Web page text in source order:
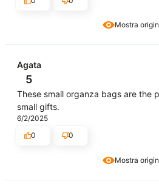
Mostra
Mostra
Agata
5
These small organza bags are the
small gifts.
6/2/2025
0
0